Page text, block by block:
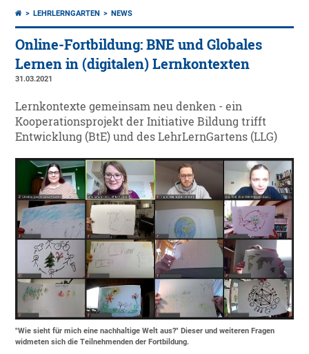
LEHRLERNGARTEN NEWS
Online-Fortbildung: BNE und Globales
Lernen in (digitalen) Lernkontexten
31.03.2021
Lernkontexte gemeinsam neu denken - ein
Kooperationsprojekt der Initiative Bildung trifft
Entwicklung (BtE) und des LehrLernGartens (LLG)
"Wie sieht für mich eine nachhaltige Welt aus?" Dieser und weiteren Fragen
widmeten sich die Teilnehmenden der Fortbildung.